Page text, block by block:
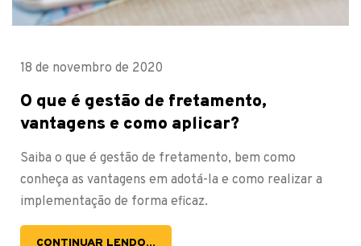
18 de novembro de 2020
O que é gestão de fretamento,
vantagens e como aplicar?
Saiba o que é gestão de fretamento, bem como
conheça as vantagens em adotá-la e como realizar a
implementação de forma eficaz.